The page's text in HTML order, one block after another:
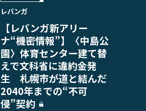
レバンガ
【レバンガ新アリー
ナ“機密情報”】〈中島公
園〉体育センター建て替
えで文科省に違約金発
生 札幌市が道と結んだ
2040年までの“不可
侵”契約